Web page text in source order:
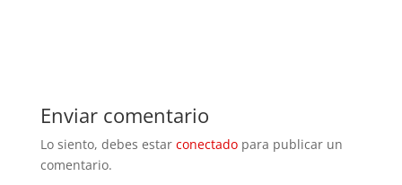
Enviar comentario
Lo siento, debes estar conectadopara publicar un
comentario.